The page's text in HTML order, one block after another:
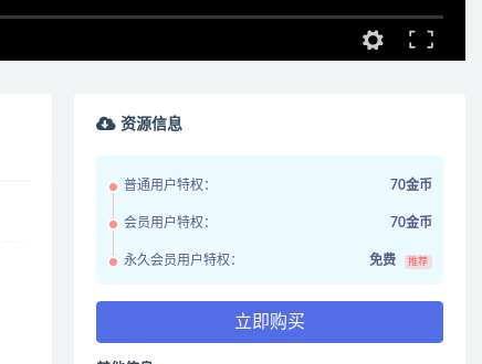
资源信息
普通用户特权： 70金币
会员用户特权： 70金币
永久会员用户特权： 免费 推荐
立即购买